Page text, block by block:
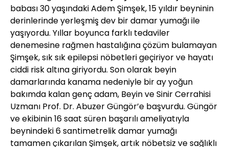
babası 30 yaşındaki Adem Şimşek, 15 yıldır beyninin
derinlerinde yerleşmiş dev bir damar yumağı ile
yaşıyordu. Yıllar boyunca farklı tedaviler
denemesine rağmen hastalığına çözüm bulamayan
Şimşek, sık sık epilepsi nöbetleri geçiriyor ve hayatı
ciddi risk altına giriyordu. Son olarak beyin
damarlarında kanama nedeniyle bir ay yoğun
bakımda kalan genç adam, Beyin ve Sinir Cerrahisi
Uzmanı Prof. Dr. Abuzer Güngör’e başvurdu. Güngör
ve ekibinin 16 saat süren başarılı ameliyatıyla
beynindeki 6 santimetrelik damar yumağı
tamamen çıkarılan Şimşek, artık nöbetsiz ve sağlıklı